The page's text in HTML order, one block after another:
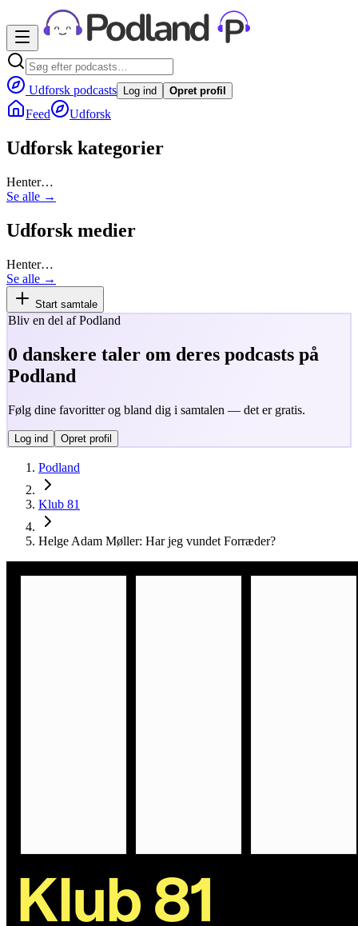
Udforsk podcasts Log ind Opret profil
Feed Udforsk
Udforsk kategorier
Henter…
Se alle →
Udforsk medier
Henter…
Se alle →
Start samtale
Bliv en del af Podland
0 danskere taler om deres podcasts på
Podland
Følg dine favoritter og bland dig i samtalen — det er gratis.
Log ind Opret profil
Podland
Klub 81
Helge Adam Møller: Har jeg vundet Forræder?